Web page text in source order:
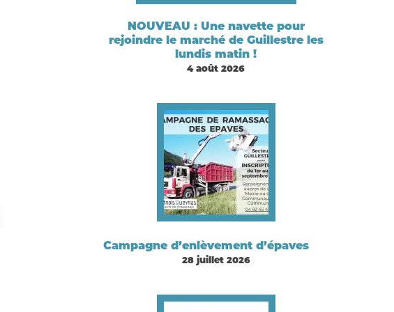
NOUVEAU : Une navette pour
rejoindre le marché de Guillestre les
lundis matin !
4 août 2026
Campagne d’enlèvement d’épaves
28 juillet 2026